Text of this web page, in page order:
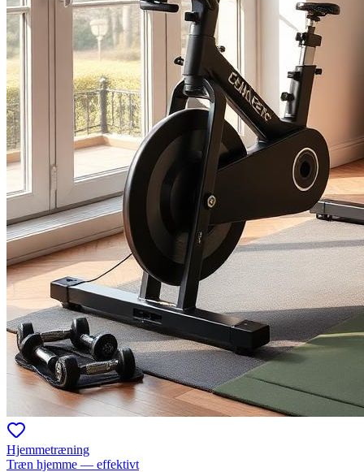
Hjemmetræning
Træn hjemme — effektivt